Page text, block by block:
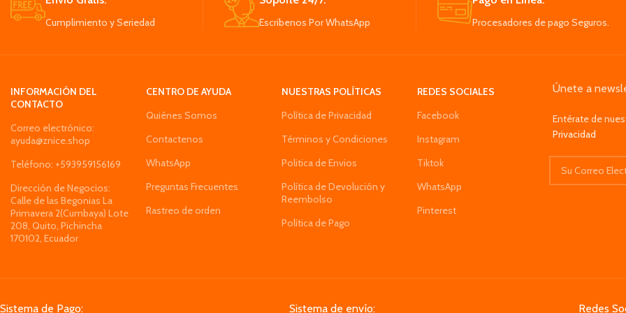
mover de una habitación o puedes llevarlo
en viajes
El tamaño y la forma pueden variar según el
uso específico: cojines para sillas,
Son adecuados para una amplia gama de
oficinas, vehículos
Cumplimiento y Seriedad Escribenos Por WhatsApp Procesadores de pago Seguros.
INFORMACIÓN DEL
CONTACTO
Correo electrónico:
ayuda@znice.shop
Teléfono: +593959156169
Dirección de Negocios:
Calle de las Begonias La
Primavera 2(Cumbaya) Lote
208, Quito, Pichincha
170102, Ecuador
CENTRO DE AYUDA
Quiénes Somos
Contactenos
WhatsApp
Preguntas Frecuentes
Rastreo de orden
NUESTRAS POLÍTICAS
Política de Privacidad
Términos y Condiciones
Politica de Envios
Política de Devolución y
Reembolso
Política de Pago
REDES SOCIALES
Facebook
Instagram
Tiktok
WhatsApp
Pinterest
Únete a
Entérate de
Privacidad
Sistema de Pago: Sistema de envío: Redes